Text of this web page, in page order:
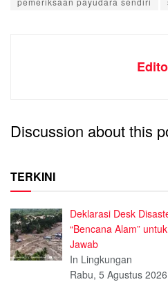
Discussion about this
TERKINI
Deklarasi Desk
“Bencana Alam”
Jawab
In Lingkungan
Rabu, 5 Agustus 2026